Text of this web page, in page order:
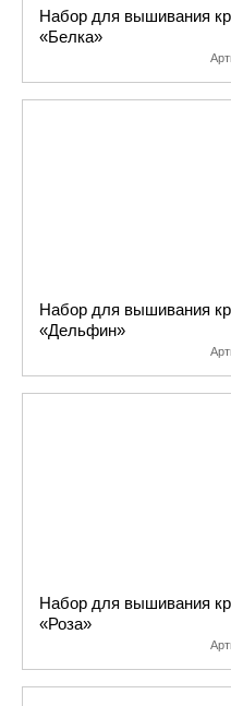
Набор для вышивания
«Белка»
Набор для вышивания
«Дельфин»
Набор для вышивания
«Роза»